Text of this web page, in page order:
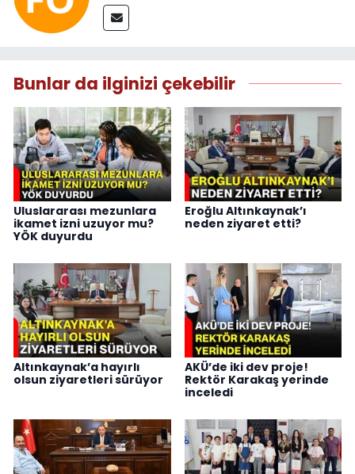
Bunlar da ilginizi çekebilir
Uluslararası mezunlara
ikamet izni uzuyor mu?
YÖK duyurdu
Eroğlu Altınkaynak’ı
neden ziyaret etti?
Altınkaynak’a hayırlı
olsun ziyaretleri sürüyor
AKÜ’de iki dev proje!
Rektör Karakaş yerinde
inceledi